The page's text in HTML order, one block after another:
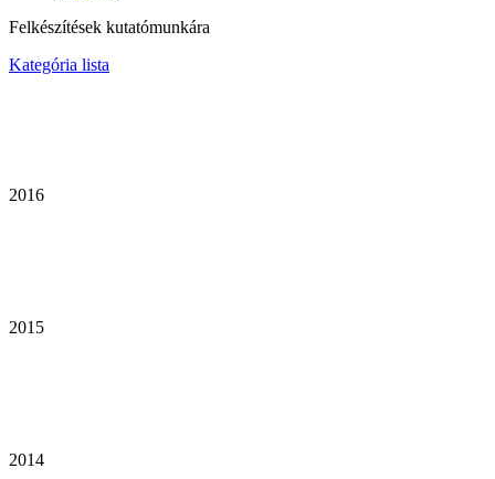
Felkészítések kutatómunkára
Kategória lista
2016
2015
2014